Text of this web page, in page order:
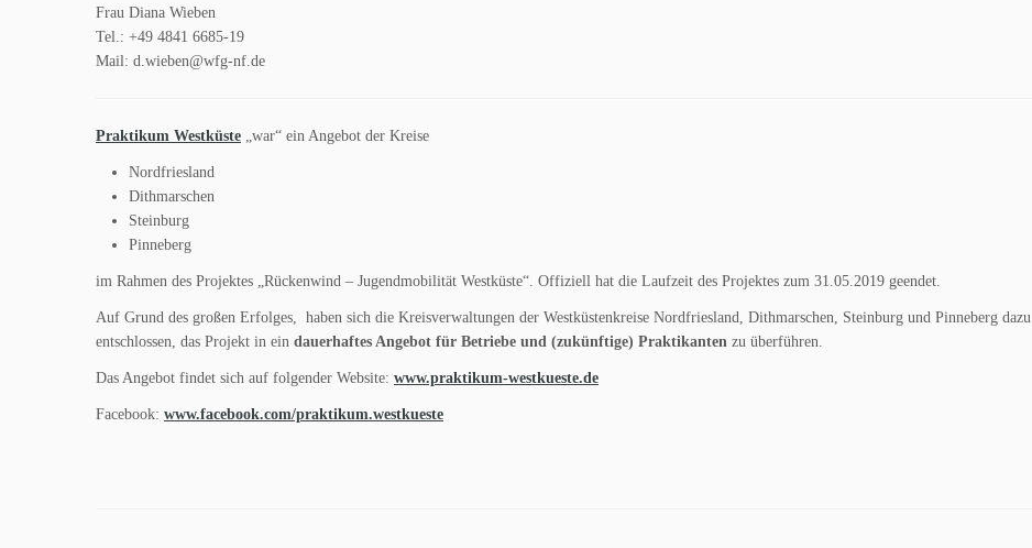
Frau Diana Wieben
Tel.: +49 4841 6685-19
Mail: d.wieben@wfg-nf.de
Praktikum Westküste „war“ ein Angebot der Kreise
Nordfriesland
Dithmarschen
Steinburg
Pinneberg
im Rahmen des Projektes „Rückenwind – Jugendmobilität Westküste“. Offiziell hat die Laufzeit des Projektes zum 31.05.2019 geendet.
Auf Grund des großen Erfolges, haben sich die Kreisverwaltungen der Westküstenkreise Nordfriesland, Dithmarschen, Steinburg und Pinneberg dazu
entschlossen, das Projekt in ein dauerhaftes Angebot für Betriebe und (zukünftige) Praktikanten zu überführen.
Das Angebot findet sich auf folgender Website: www.praktikum-westkueste.de
Facebook: www.facebook.com/praktikum.westkueste